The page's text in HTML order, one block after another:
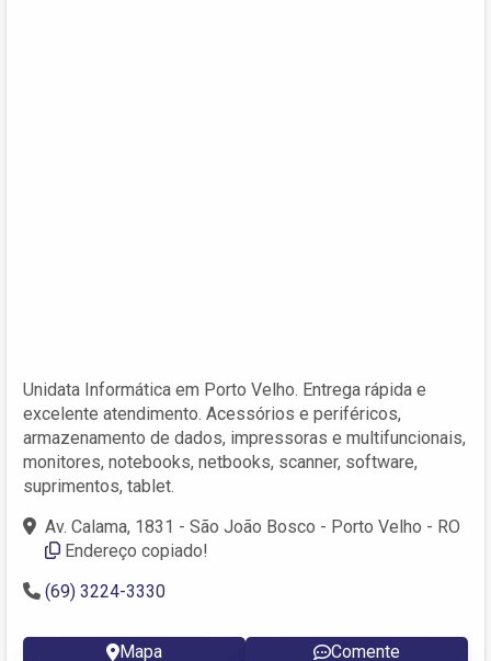
Unidata Informática em Porto Velho. Entrega rápida e
excelente atendimento. Acessórios e periféricos,
armazenamento de dados, impressoras e multifuncionais,
monitores, notebooks, netbooks, scanner, software,
suprimentos, tablet.
Av. Calama, 1831 - São João Bosco - Porto Velho - RO
Endereço copiado!
(69) 3224-3330
Mapa Comente